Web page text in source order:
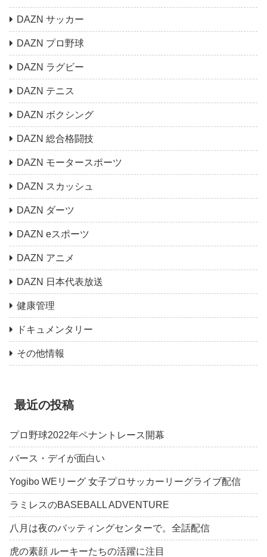
DAZN サッカー
DAZN プロ野球
DAZN ラグビー
DAZN テニス
DAZN ボクシング
DAZN 総合格闘技
DAZN モータースポーツ
DAZN スカッシュ
DAZN ダーツ
DAZN eスポーツ
DAZN アニメ
DAZN 日本代表放送
健康管理
ドキュメンタリー
その他情報
最近の投稿
プロ野球2022年ペナントレース開幕
バース・デイが面白い
Yogibo WEリーグ 女子プロサッカーリーグライブ配信
ラミレスのBASEBALL ADVENTURE
八月は夜のバッティングセンターで。全話配信
虎の素顔 ルーキーたちの活躍に注目